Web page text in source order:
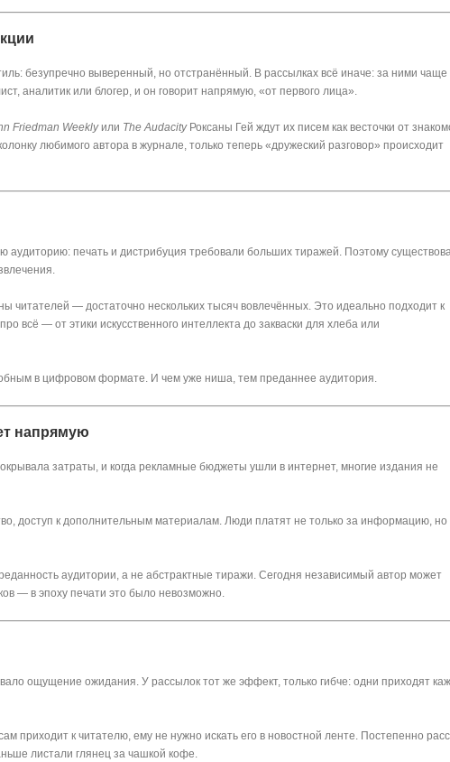
безупречно выверенный, но отстранённый. В рассылках всё иначе: за ними чаще
аналитик или блогер, и он говорит напрямую, «от первого лица».
Friedman Weeklyили The AudacityРоксаны Гей ждут их писем как весточки от
любимого автора в журнале, только теперь «дружеский разговор» происходит
печать и дистрибуция требовали больших тиражей. Поэтому
читателей — достаточно нескольких тысяч вовлечённых. Это идеально подходит к
всё — от этики искусственного интеллекта до закваски для хлеба или
в цифровом формате. И чем уже ниша, тем преданнее аудитория.
напрямую
затраты, и когда рекламные бюджеты ушли в интернет, многие издания не
доступ к дополнительным материалам. Люди платят не только за информацию, но
аудитории, а не абстрактные тиражи. Сегодня независимый автор может
— в эпоху печати это было невозможно.
ощущение ожидания. У рассылок тот же эффект, только гибче: одни приходят
приходит к читателю, ему не нужно искать его в новостной ленте. Постепенно
листали глянец за чашкой кофе.